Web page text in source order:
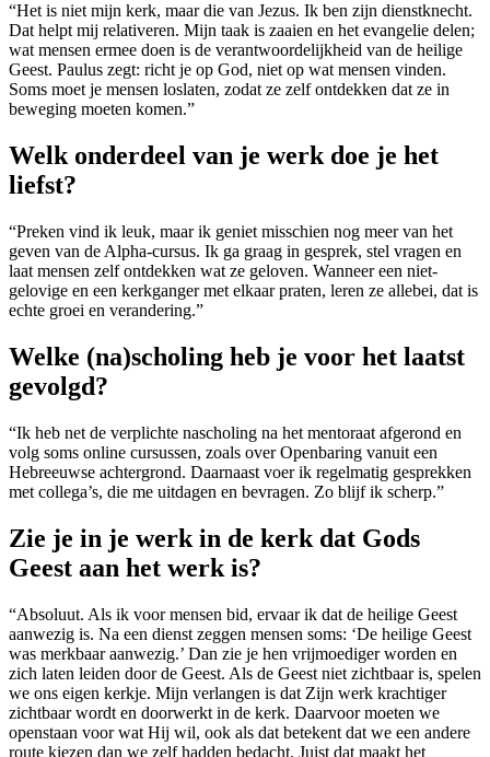
“Het is niet mijn kerk, maar die van Jezus. Ik ben zijn dienstknecht.
Dat helpt mij relativeren. Mijn taak is zaaien en het evangelie delen;
wat mensen ermee doen is de verantwoordelijkheid van de heilige
Geest. Paulus zegt: richt je op God, niet op wat mensen vinden.
Soms moet je mensen loslaten, zodat ze zelf ontdekken dat ze in
beweging moeten komen.”
Welk onderdeel van je werk doe je het
liefst?
“Preken vind ik leuk, maar ik geniet misschien nog meer van het
geven van de Alpha-cursus. Ik ga graag in gesprek, stel vragen en
laat mensen zelf ontdekken wat ze geloven. Wanneer een niet-
gelovige en een kerkganger met elkaar praten, leren ze allebei, dat is
echte groei en verandering.”
Welke (na)scholing heb je voor het laatst
gevolgd?
“Ik heb net de verplichte nascholing na het mentoraat afgerond en
volg soms online cursussen, zoals over Openbaring vanuit een
Hebreeuwse achtergrond. Daarnaast voer ik regelmatig gesprekken
met collega’s, die me uitdagen en bevragen. Zo blijf ik scherp.”
Zie je in je werk in de kerk dat Gods
Geest aan het werk is?
“Absoluut. Als ik voor mensen bid, ervaar ik dat de heilige Geest
aanwezig is. Na een dienst zeggen mensen soms: ‘De heilige Geest
was merkbaar aanwezig.’ Dan zie je hen vrijmoediger worden en
zich laten leiden door de Geest. Als de Geest niet zichtbaar is, spelen
we ons eigen kerkje. Mijn verlangen is dat Zijn werk krachtiger
zichtbaar wordt en doorwerkt in de kerk. Daarvoor moeten we
openstaan voor wat Hij wil, ook als dat betekent dat we een andere
route kiezen dan we zelf hadden bedacht. Juist dat maakt het